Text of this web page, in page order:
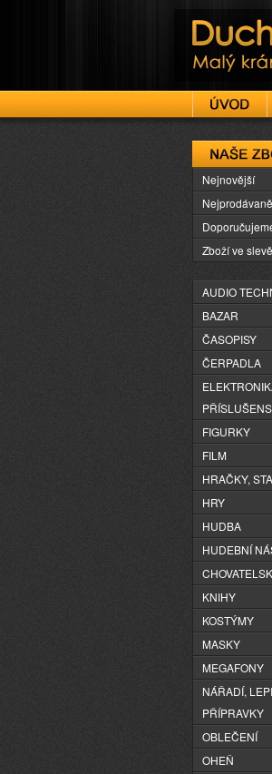
Naše zboží
Nejnovější
Zboží ve slevě
AUDIO
BAZAR
ČASOPISY
ČERPADLA
FIGURKY
FILM
HRAČKY,
HRY
HUDBA
HUDEBNÍ
KNIHY
KOSTÝMY
MASKY
MEGAFONY
NÁŘADÍ,
PŘÍPRAVKY
OBLEČENÍ
OHEŇ